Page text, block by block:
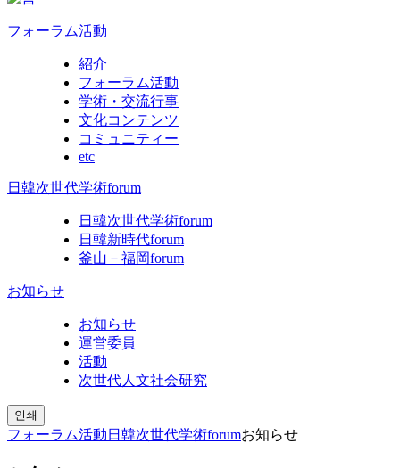
フォーラム活動
紹介
フォーラム活動
学術・交流行事
文化コンテンツ
コミュニティー
etc
日韓次世代学術forum
日韓次世代学術forum
日韓新時代forum
釜山－福岡forum
お知らせ
お知らせ
運営委員
活動
次世代人文社会研究
인쇄
フォーラム活動 日韓次世代学術forumお知らせ